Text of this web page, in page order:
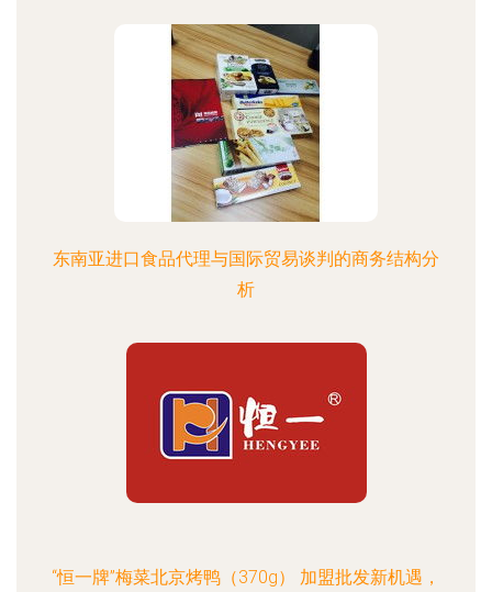
东南亚进口食品代理与国际贸易谈判的商务结构分
析
“恒一牌”梅菜北京烤鸭（370g） 加盟批发新机遇，